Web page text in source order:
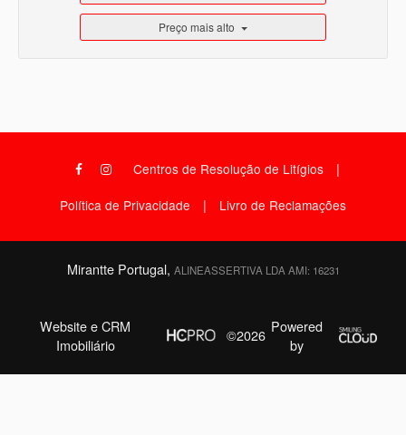
Preço mais alto
Centros de Resolução de Litígios |
Política de Privacidade | Livro de Reclamações
Mirantte Portugal, ALINEASSERTIVA LDA AMI: 16231
Website e CRM
Imobiliário
©2026 Powered
by